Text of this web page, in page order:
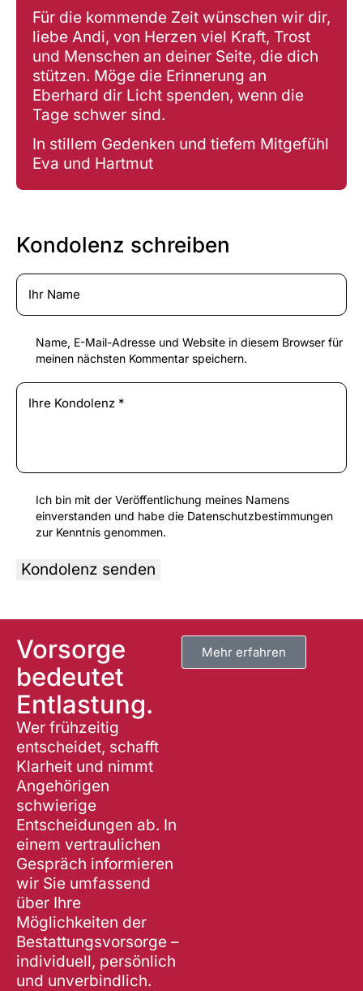
Für die kommende Zeit wünschen wir dir,
liebe Andi, von Herzen viel Kraft, Trost
und Menschen an deiner Seite, die dich
stützen. Möge die Erinnerung an
Eberhard dir Licht spenden, wenn die
Tage schwer sind.
In stillem Gedenken und tiefem Mitgefühl
Eva und Hartmut
Kondolenz schreiben
Name, E-Mail-Adresse und Website in diesem Browser für
meinen nächsten Kommentar speichern.
Ich bin mit der Veröffentlichung meines Namens
einverstanden und habe die Datenschutzbestimmungen
zur Kenntnis genommen.
e
r
n
a
t
i
v
e
:
Vorsorge
bedeutet
Entlastung.
Wer frühzeitig
entscheidet, schafft
Klarheit und nimmt
Angehörigen
schwierige
Entscheidungen ab. In
einem vertraulichen
Gespräch informieren
wir Sie umfassend
über Ihre
Möglichkeiten der
Bestattungsvorsorge –
individuell, persönlich
und unverbindlich.
Mehr erfahren